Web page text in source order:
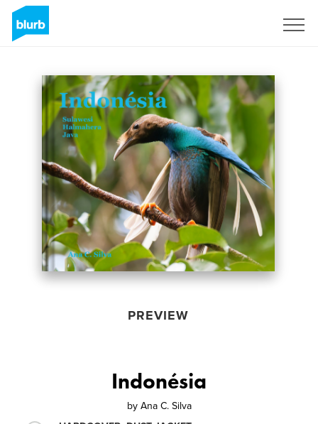
PREVIEW
Indonésia
by Ana C. Silva